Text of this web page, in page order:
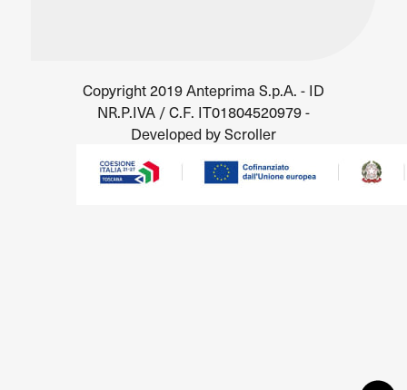
Copyright 2019 Anteprima S.p.A. - ID
NR.P.IVA / C.F. IT01804520979 -
Developed by Scroller